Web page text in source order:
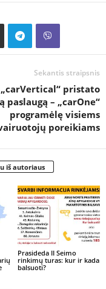
Sekantis straipsnis
„carVertical“ pristato
paslaugą – „carOne“
programėlę visiems
poreikiams
iš autoriaus
Prasideda II Seimo
rinkimų turas: kur ir kada
balsuoti?